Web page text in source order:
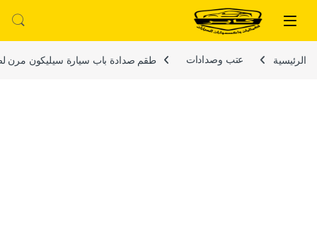
تخطي إلى المحتوى
الرئيسية عتب وصدادات طقم صدادة باب سيارة سيليكون مرن لصق لحماية باب